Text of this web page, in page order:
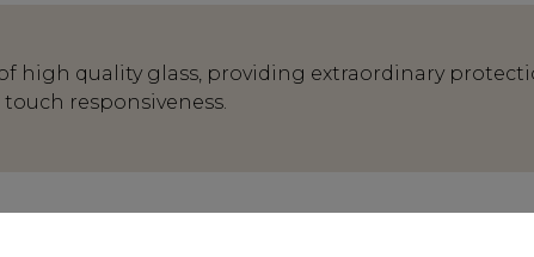
high quality glass, providing extraordinary
responsiveness.